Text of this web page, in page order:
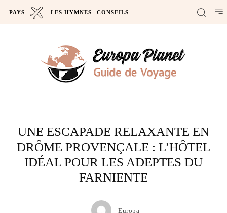
PAYS LES HYMNES CONSEILS
UNE ESCAPADE RELAXANTE EN
DRÔME PROVENÇALE : L’HÔTEL
IDÉAL POUR LES ADEPTES DU
FARNIENTE
Europa